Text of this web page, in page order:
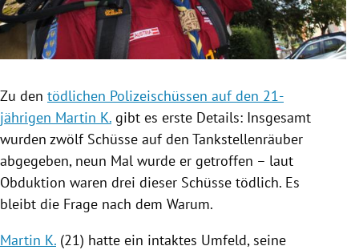
Untermenü
Untermenü
Untermenü
Zu den tödlichen Polizeischüssen auf den 21-
jährigen Martin K. gibt es erste Details: Insgesamt
wurden zwölf Schüsse auf den Tankstellenräuber
abgegeben, neun Mal wurde er getroffen – laut
Obduktion waren drei dieser Schüsse tödlich. Es
bleibt die Frage nach dem Warum.
Martin K. (21) hatte ein intaktes Umfeld, seine